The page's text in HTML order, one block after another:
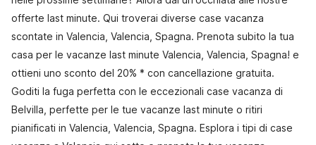
offerte last minute. Qui troverai diverse case vacanza
scontate in Valencia, Valencia, Spagna. Prenota subito la tua
casa per le vacanze last minute Valencia, Valencia, Spagna! e
ottieni uno sconto del 20% * con cancellazione gratuita.
Goditi la fuga perfetta con le eccezionali case vacanza di
Belvilla, perfette per le tue vacanze last minute o ritiri
pianificati in Valencia, Valencia, Spagna. Esplora i tipi di case